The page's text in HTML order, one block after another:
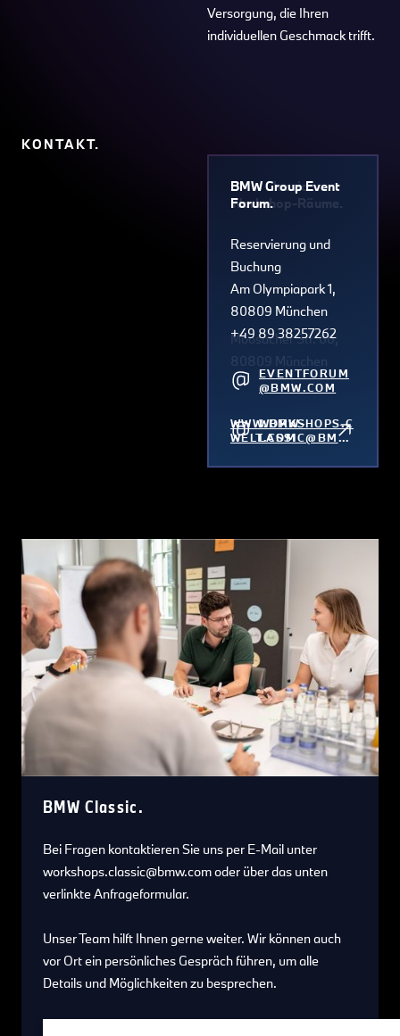
Versorgung, die Ihren
individuellen Geschmack trifft.
KONTAKT.
BMW Classic
Workshop-Räume.
Moosacher Str. 66,
80809 München
WORKSHOPS.C
LASSIC@BMW.
BMW Group Event
Forum.
Reservierung und
Buchung
Am Olympiapark 1,
80809 München
+49 89 38257262
EVENTFORUM
@BMW.COM
WWW.BMW-
WELT.COM
BMW Classic.
Bei Fragen kontaktieren Sie uns per E-Mail unter
workshops.classic@bmw.com oder über das unten
verlinkte Anfrageformular.
Unser Team hilft Ihnen gerne weiter. Wir können auch
vor Ort ein persönliches Gespräch führen, um alle
Details und Möglichkeiten zu besprechen.